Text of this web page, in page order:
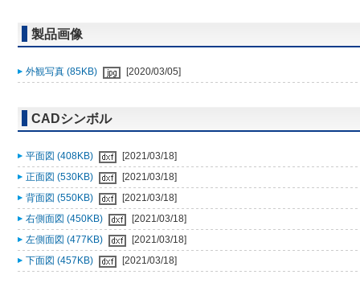
製品画像
外観写真 (85KB) [2020/03/05]
CADシンボル
平面図 (408KB)
[2021/03/18]
正面図 (530KB)
[2021/03/18]
背面図 (550KB)
[2021/03/18]
右側面図 (450KB)
[2021/03/18]
左側面図 (477KB)
[2021/03/18]
下面図 (457KB)
[2021/03/18]